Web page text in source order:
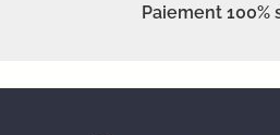
Paiement 100%